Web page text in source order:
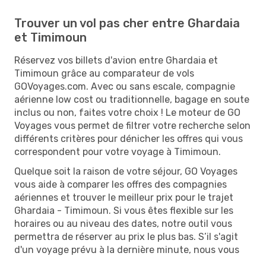
Trouver un vol pas cher entre Ghardaia
et Timimoun
Réservez vos billets d'avion entre Ghardaia et
Timimoun grâce au comparateur de vols
GOVoyages.com. Avec ou sans escale, compagnie
aérienne low cost ou traditionnelle, bagage en soute
inclus ou non, faites votre choix ! Le moteur de GO
Voyages vous permet de filtrer votre recherche selon
différents critères pour dénicher les offres qui vous
correspondent pour votre voyage à Timimoun.
Quelque soit la raison de votre séjour, GO Voyages
vous aide à comparer les offres des compagnies
aériennes et trouver le meilleur prix pour le trajet
Ghardaia - Timimoun. Si vous êtes flexible sur les
horaires ou au niveau des dates, notre outil vous
permettra de réserver au prix le plus bas. S’il s'agit
d'un voyage prévu à la dernière minute, nous vous